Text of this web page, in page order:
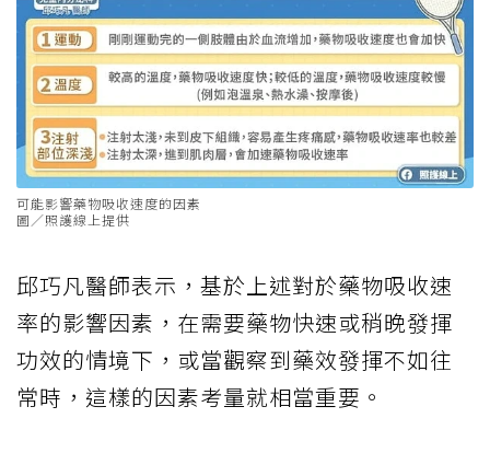
可能影響藥物吸收速度的因素
圖／照護線上提供
邱巧凡醫師表示，基於上述對於藥物吸收速
率的影響因素，在需要藥物快速或稍晚發揮
功效的情境下，或當觀察到藥效發揮不如往
常時，這樣的因素考量就相當重要。